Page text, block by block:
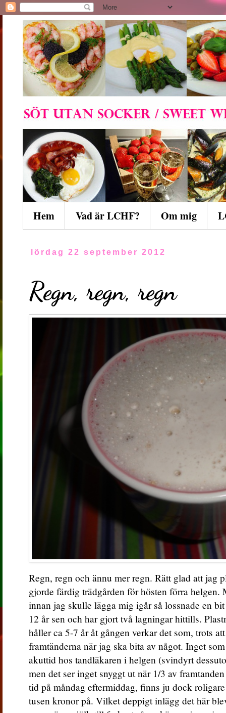
Hem Vad är LCHF? Om mig
lördag 22 september 2012
Regn, regn, regn
Regn, regn och ännu mer regn. Rätt glad att jag
gjorde färdig trädgården för hösten förra
innan jag skulle lägga mig igår så lossnade en
12 år sen och har gjort två lagningar hittills.
håller ca 5-7 år åt gången verkar det som, trots
framtänderna när jag ska bita av något. Inget
akuttid hos tandläkaren i helgen (svindyrt
men det ser inget snyggt ut när 1/3 av
tid på måndag eftermiddag, finns ju dock
tusen kronor på. Vilket deppigt inlägg det här